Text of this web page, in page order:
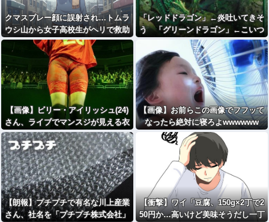
クマスプレー顔に誤射され…トムラ
ウシ山から女子高校生がヘリで救助
搬送 学校行事で登山中 北海道
「レッドドラゴン」←炎吐いてきそ
う 「グリーンドラゴン」←こいつ
は？
【画像】ビリー・アイリッシュ(24)
さん、ライブでマンスジが見える衣
装を着て炎上
【画像】お前らこの画像でフフッて
なったら絶対に寝ろよwwwwww
【朗報】プチプチで有名な川上産業
さん、社名を「プチプチ株式会社」
【衝撃】ワイ「豆腐、150g×2丁で2
50円か…高いけど美味そうだし一丁